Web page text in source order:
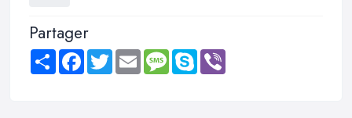
Partager
Share FacebookTwitter Email MessageSkype